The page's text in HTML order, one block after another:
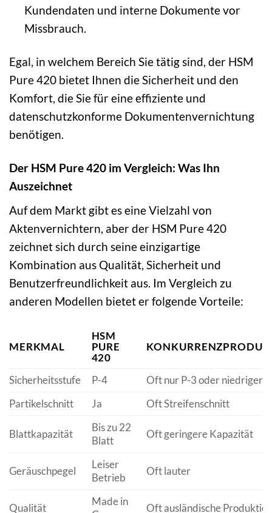
Kundendaten und interne Dokumente vor
Missbrauch.
Egal, in welchem Bereich Sie tätig sind, der HSM
Pure 420 bietet Ihnen die Sicherheit und den
Komfort, die Sie für eine effiziente und
datenschutzkonforme Dokumentenvernichtung
benötigen.
Der HSM Pure 420 im Vergleich: Was Ihn
Auszeichnet
Auf dem Markt gibt es eine Vielzahl von
Aktenvernichtern, aber der HSM Pure 420
zeichnet sich durch seine einzigartige
Kombination aus Qualität, Sicherheit und
Benutzerfreundlichkeit aus. Im Vergleich zu
anderen Modellen bietet er folgende Vorteile:
MERKMAL
HSM
PURE
420
Sicherheitsstufe P-4
Oft nur P-3 oder niedriger
Partikelschnitt
Ja Oft Streifenschnitt
Blattkapazität
Bis zu 22
Blatt
Oft geringere Kapazität
Geräuschpegel
Leiser
Betrieb
Oft lauter
Qualität
Made in
Oft ausländische Produktion